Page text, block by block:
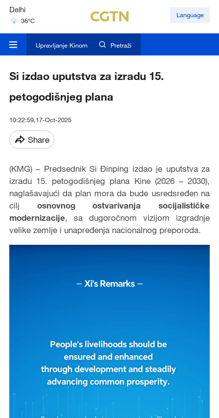
Hyderabad
42°C
Mumbai
Language
Upravljanje Kinom Pretraži
Si izdao uputstva za izradu 15.
petogodišnjeg plana
10:22:59,17-Oct-2025
Share
(KMG) – Predsednik Si Đinping izdao je uputstva za
izradu 15. petogodišnjeg plana Kine (2026 – 2030),
naglašavajući da plan mora da bude usredsređen na
cilj osnovnog ostvarivanja socijalističke
modernizacije, sa dugoročnom vizijom izgradnje
velike zemlje i unapređenja nacionalnog preporoda.